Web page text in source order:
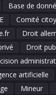
Base de
Comité
Droit
Droit
artificielle
Mineur